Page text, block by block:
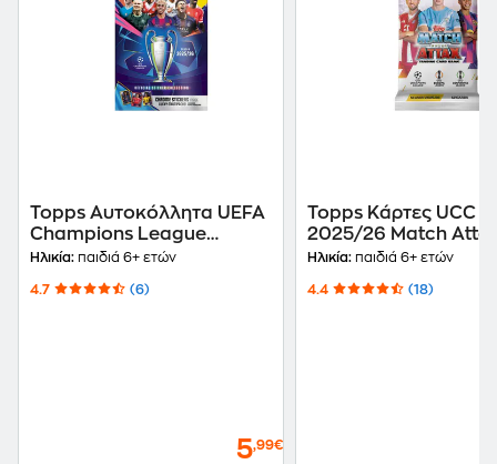
Topps Αυτοκόλλητα UEFA
Champions League
2025/26 Multipack
Ηλικία: παιδιά 6+ ετών
4.7 (6)
5,99€
Topps Κάρτες UCC
2025/26 Match
Packet
Ηλικία: παιδιά 6+ ετών
4.4 (18)